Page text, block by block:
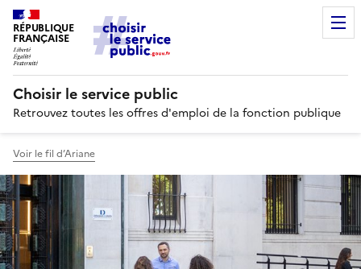
RÉPUBLIQUE
FRANÇAISE
Choisir le service public
Retrouvez toutes les offres d'emploi de la fonction publique
Voir le fil d’Ariane